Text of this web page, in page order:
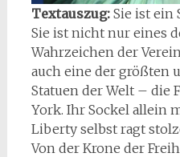
Textauszug: Sie ist ein
Sie ist nicht nur eines
Wahrzeichen der
auch eine der größten
Statuen der Welt – die
York. Ihr Sockel allein
Liberty selbst ragt
Von der Krone der